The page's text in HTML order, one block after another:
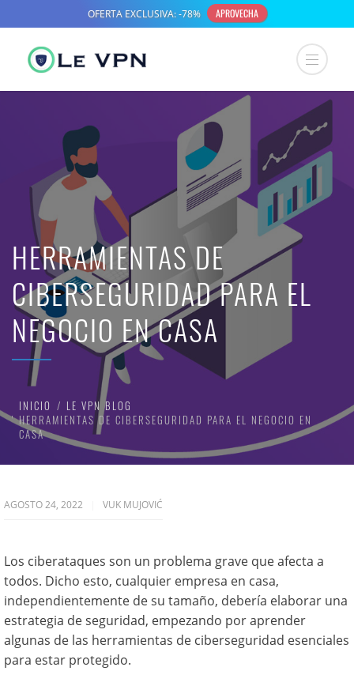
HERRAMIENTAS DE
CIBERSEGURIDAD PARA EL
NEGOCIO EN CASA
INICIO
LE VPN BLOG
HERRAMIENTAS DE CIBERSEGURIDAD PARA EL NEGOCIO EN
CASA
AGOSTO 24, 2022 VUK MUJOVIĆ
Los ciberataques son un problema grave que afecta a
todos. Dicho esto, cualquier empresa en casa,
independientemente de su tamaño, debería elaborar una
estrategia de seguridad, empezando por aprender
algunas de las herramientas de ciberseguridad esenciales
para estar protegido.